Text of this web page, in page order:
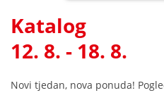
Katalog
12. 8. - 18. 8.
Novi tjedan, nova ponuda!